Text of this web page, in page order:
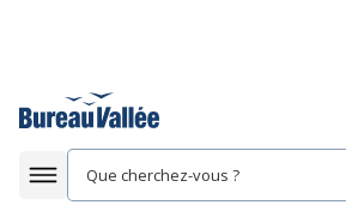
Afficher la navigation